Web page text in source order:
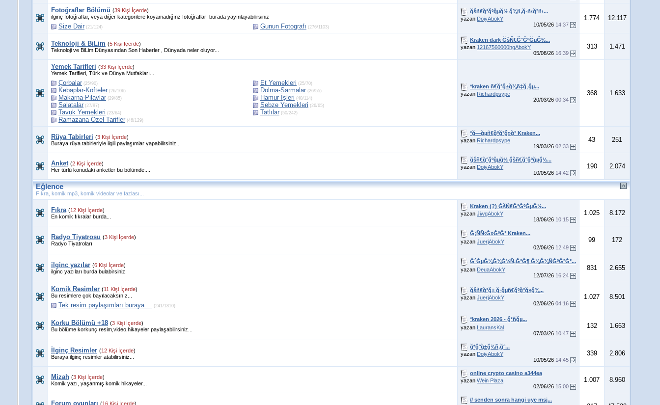
Fotoğraflar Bölümü (39 Kişi İçerde)
ilginç fotoğraflar, veya diğer kategorilere koyamadığınz fotoğrafları burada yayınlayabilirsiniz
Size Dair (21/124) Gunun Fotografı (276/1103)
ğšñ€ğ°ğºğµğ½ ğ¾ñ‚ğ·ñ‹ğ²ñ‹...
yazan DoiyAbokY
10/05/26 14:37
1.774 12.117
Teknoloji & BiLim (5 Kişi İçerde)
Teknoloji ve BiLim Dünyasından Son Haberler , Dünyada neler oluyor...
Kraken dark ĞšÑ€Ğ°ĞºĞµĞ½...
yazan 12167560000hgAbokY
05/08/26 16:39
313 1.471
Yemek Tarifleri (33 Kişi İçerde)
Yemek Tarifleri, Türk ve Dünya Mutfakları...
Çorbalar (25/90) Et Yemekleri (25/70)
Kebaplar-Köfteler (26/106) Dolma-Sarmalar (26/55)
Makarna-Pilavlar (29/85) Hamur İşleri (40/114)
Salatalar (27/97) Sebze Yemekleri (26/65)
Tavuk Yemekleri (23/64) Tatlılar (50/242)
Ramazana Özel Tarifler (46/129)
*kraken ñ€ğ°ğ±ğ¾ñ‡ğ¸ğµ...
yazan Richardpsype
20/03/26 00:34
368 1.633
Rüya Tabirleri (3 Kişi İçerde)
Buraya rüya tabirleriyle ilgili paylaşımlar yapabilirsiniz...
*ğ—ğµñ€ğºğ°ğ»ğ° Kraken...
yazan Richardpsype
19/03/26 02:33
43 251
Anket (2 Kişi İçerde)
Her türlü konudaki anketler bu bölümde....
ğšñ€ğ°ğºğµğ½ ğšñ€ğ°ğºğµğ½...
yazan DoiyAbokY
10/05/26 14:42
190 2.074
Eğlence
Fıkra, komik mp3, komik videolar ve fazlası...
Fıkra (12 Kişi İçerde)
En komik fıkralar burda...
Kraken (?) ĞšÑ€Ğ°ĞºĞµĞ½...
yazan JiwgAbokY
18/06/26 10:15
1.025 8.172
Radyo Tiyatrosu (3 Kişi İçerde)
Radyo Tiyatroları
Ğ¡ÑÑ‹Ğ»ĞºĞ° Kraken...
yazan JuerjAbokY
02/06/26 12:49
99 172
ilginc yazılar (6 Kişi İçerde)
ilginc yazıları burda bulabirsiniz.
Ğ´ĞµĞ¼Ğ¾Ğ½Ñ‚Ğ°Ğ¶ Ğ¼Ğ¾ÑĞºĞ²Ğ°...
yazan DeuaAbokY
12/07/26 16:24
831 2.655
Komik Resimler (11 Kişi İçerde)
Bu resimlere çok bayılacaksınız...
Tek resim paylaşımları buraya.... (241/1810)
ğšñ€ğ°ğ± ğ·ğµñ€ğºğ°ğ»ğ¾...
yazan JuerjAbokY
02/06/26 04:16
1.027 8.501
Korku Bölümü +18 (3 Kişi İçerde)
Bu bölüme korkunç resim,video,hikayeler paylaşabilirsiniz...
*kraken 2026 - ğ²ñğµ...
yazan LauransKal
07/03/26 10:47
132 1.663
İlginç Resimler (12 Kişi İçerde)
Buraya ilginç resimler atabilirsiniz...
ğ*ğ°ğ±ğ¾ñ‚ğ°...
yazan DoiyAbokY
10/05/26 14:45
339 2.806
Mizah (3 Kişi İçerde)
Komik yazı, yaşanmış komik hikayeler...
online crypto casino a344ea
yazan Wein Plaza
02/06/26 15:00
1.007 8.960
Forum oyunları (16 Kişi İçerde)
// senden sonra hangi uye msj...